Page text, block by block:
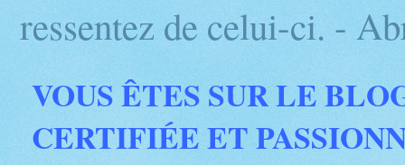
ressentez de celui-ci. -
VOUS ÊTES SUR LE
CERTIFIÉE ET